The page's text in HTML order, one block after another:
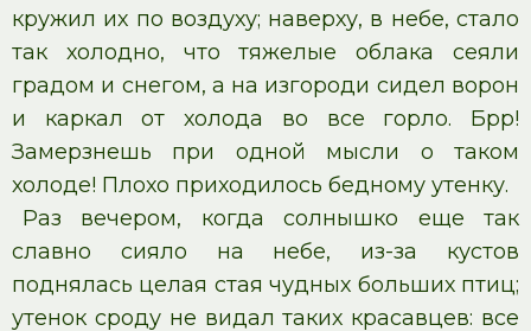
кружил их по воздуху; наверху, в небе, стало
так холодно, что тяжелые облака сеяли
градом и снегом, а на изгороди сидел ворон
и каркал от холода во все горло. Брр!
Замерзнешь при одной мысли о таком
холоде! Плохо приходилось бедному утенку.
Раз вечером, когда солнышко еще так
славно сияло на небе, из-за кустов
поднялась целая стая чудных больших птиц;
утенок сроду не видал таких красавцев: все